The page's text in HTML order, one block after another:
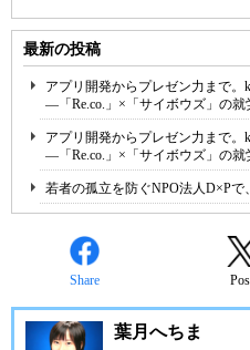
最新の投稿
アプリ開発からプレゼン力まで。
―「Re.co.」×「サイボウズ」の
アプリ開発からプレゼン力まで。
―「Re.co.」×「サイボウズ」の
若者の孤立を防ぐNPO法人D×P
Share
葉月へちま